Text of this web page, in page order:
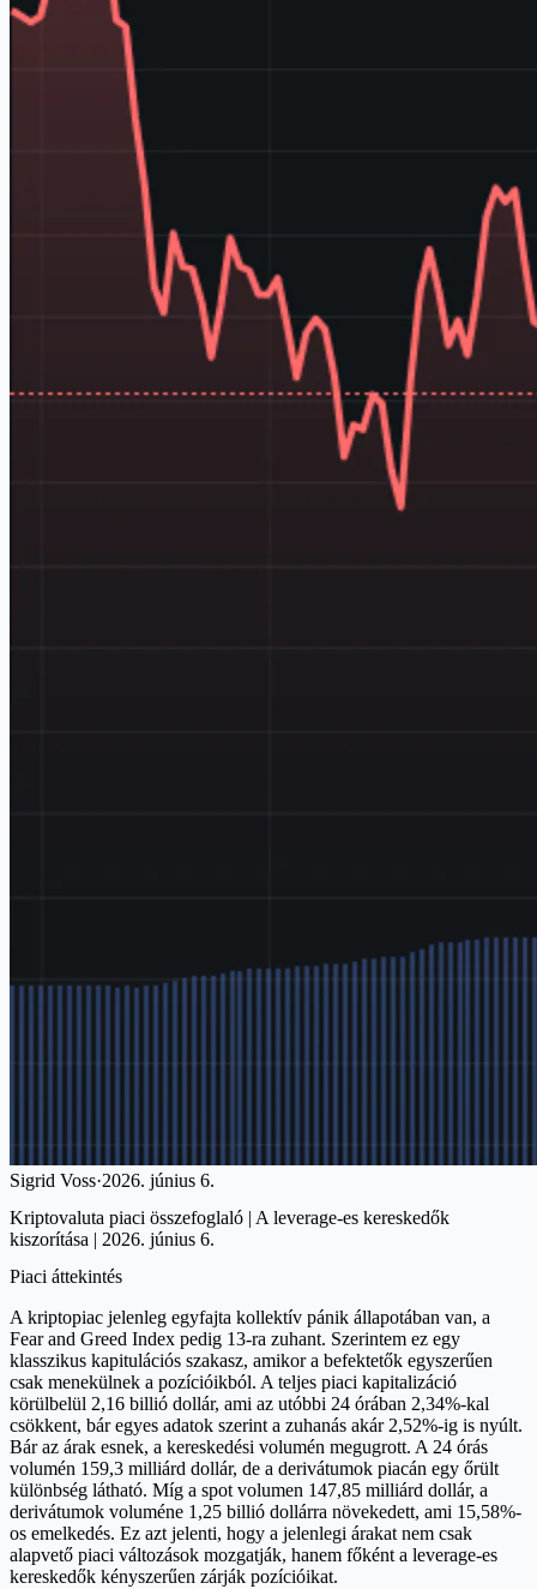
Sigrid Voss·2026. június 6.
Kriptovaluta piaci összefoglaló | A leverage-es kereskedők
kiszorítása | 2026. június 6.
Piaci áttekintés
A kriptopiac jelenleg egyfajta kollektív pánik állapotában van, a
Fear and Greed Index pedig 13-ra zuhant. Szerintem ez egy
klasszikus kapitulációs szakasz, amikor a befektetők egyszerűen
csak menekülnek a pozícióikból. A teljes piaci kapitalizáció
körülbelül 2,16 billió dollár, ami az utóbbi 24 órában 2,34%-kal
csökkent, bár egyes adatok szerint a zuhanás akár 2,52%-ig is nyúlt.
Bár az árak esnek, a kereskedési volumén megugrott. A 24 órás
volumén 159,3 milliárd dollár, de a derivátumok piacán egy őrült
különbség látható. Míg a spot volumen 147,85 milliárd dollár, a
derivátumok voluméne 1,25 billió dollárra növekedett, ami 15,58%-
os emelkedés. Ez azt jelenti, hogy a jelenlegi árakat nem csak
alapvető piaci változások mozgatják, hanem főként a leverage-es
kereskedők kényszerűen zárják pozícióikat.